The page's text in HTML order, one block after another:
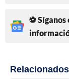
⚽
Relacionados